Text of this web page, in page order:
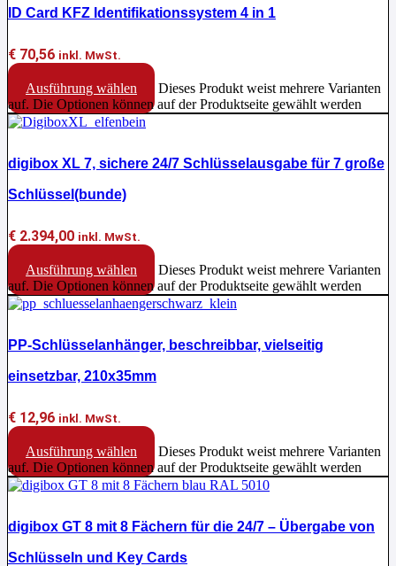
ID Card KFZ Identifikationssystem 4 in 1
€ 70,56 inkl. MwSt.
Ausführung wählen
Dieses Produkt weist mehrere Varianten
auf. Die Optionen können auf der Produktseite gewählt werden
digibox XL 7, sichere 24/7 Schlüsselausgabe für 7 große
Schlüssel(bunde)
€ 2.394,00 inkl. MwSt.
Ausführung wählen
Dieses Produkt weist mehrere Varianten
auf. Die Optionen können auf der Produktseite gewählt werden
PP-Schlüsselanhänger, beschreibbar, vielseitig
einsetzbar, 210x35mm
€ 12,96 inkl. MwSt.
Ausführung wählen
Dieses Produkt weist mehrere Varianten
auf. Die Optionen können auf der Produktseite gewählt werden
digibox GT 8 mit 8 Fächern für die 24/7 – Übergabe von
Schlüsseln und Key Cards